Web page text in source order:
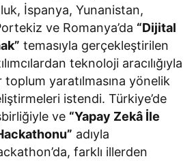
İspanya, Yunanistan,
ve Romanya’da “Dijital
temasıyla gerçekleştirilen
teknoloji aracılığıyla
toplum yaratılmasına yönelik
istendi. Türkiye’de
ve “Yapay Zekâ İle
adıyla
farklı illerden